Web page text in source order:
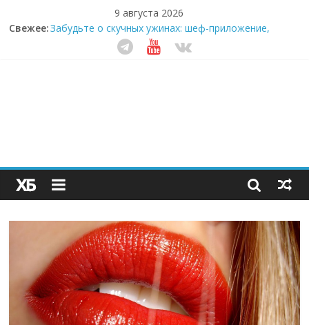
9 августа 2026
Свежее:
Секрет супергидратации: почему кокосовая вода с
пребиотиками становится главным трендом
здорового питания
Как простая наклейка заставляет миллионы людей
не забывать о самом важном креме этим летом